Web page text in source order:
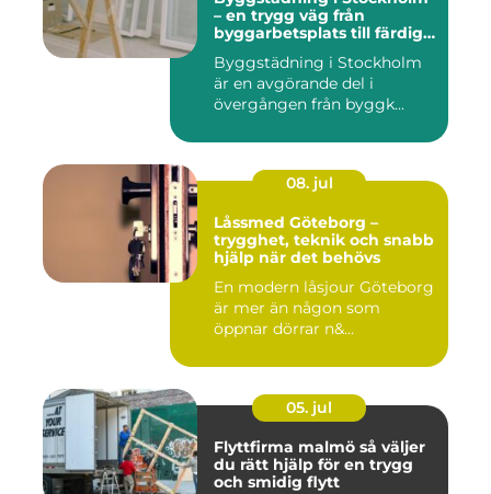
– en trygg väg från
byggarbetsplats till färdig
Byggstädning i Stockholm
är en avgörande del i
övergången från byggk...
08. jul
Låssmed Göteborg –
trygghet, teknik och snabb
hjälp när det behövs
En modern låsjour Göteborg
är mer än någon som
öppnar dörrar n&...
05. jul
Flyttfirma malmö så väljer
du rätt hjälp för en trygg
och smidig flytt